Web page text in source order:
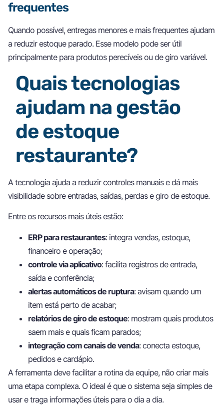
frequentes
Quando possível, entregas menores e mais frequentes ajudam
a reduzir estoque parado. Esse modelo pode ser útil
principalmente para produtos perecíveis ou de giro variável.
Quais tecnologias
ajudam na gestão
de estoque
restaurante?
A tecnologia ajuda a reduzir controles manuais e dá mais
visibilidade sobre entradas, saídas, perdas e giro de estoque.
Entre os recursos mais úteis estão:
ERP para restaurantes: integra vendas, estoque,
financeiro e operação;
controle via aplicativo: facilita registros de entrada,
saída e conferência;
alertas automáticos de ruptura: avisam quando um
item está perto de acabar;
relatórios de giro de estoque: mostram quais produtos
saem mais e quais ficam parados;
integração com canais de venda: conecta estoque,
pedidos e cardápio.
A ferramenta deve facilitar a rotina da equipe, não criar mais
uma etapa complexa. O ideal é que o sistema seja simples de
usar e traga informações úteis para o dia a dia.